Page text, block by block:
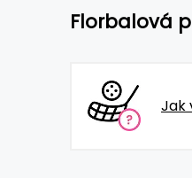
Florbalová
Jak